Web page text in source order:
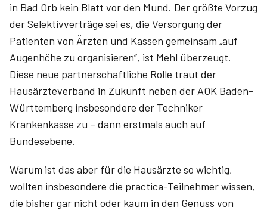
in Bad Orb kein Blatt vor den Mund. Der größte Vorzug
der Selektivverträge sei es, die Versorgung der
Patienten von Ärzten und Kassen gemeinsam „auf
Augenhöhe zu organisieren“, ist Mehl überzeugt.
Diese neue partnerschaftliche Rolle traut der
Hausärzteverband in Zukunft neben der AOK Baden-
Württemberg insbesondere der Techniker
Krankenkasse zu – dann erstmals auch auf
Bundesebene.
Warum ist das aber für die Hausärzte so wichtig,
wollten insbesondere die practica-Teilnehmer wissen,
die bisher gar nicht oder kaum in den Genuss von